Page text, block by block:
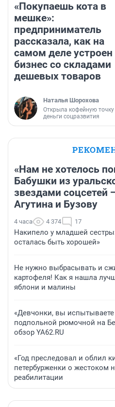
«Покупаешь кота в
мешке»:
предприниматель
рассказала, как на
самом деле устроен
бизнес со складами
дешевых товаров
Наталья Шорохова
Открыла кофейную точку
деньги соцразвития
«Нам не хотелось
Бабушки из
звездами соцсетей
Агутина и Бузову
4 часа 4 374 17
Накипело у младшей
осталась быть хорошей»
Не нужно выбрасывать и
картофеля! Как я нашла
яблони и малины
«Девчонки, вы испытываете
подпольной рюмочной на
обзор YA62.RU
«Год преследовал и облил
петербурженки о жестоком
реабилитации